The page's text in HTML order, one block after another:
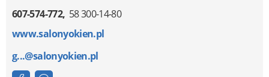
607-574-772 58 300-14-80
www.salonyokien.pl
g...@salonyokien.pl